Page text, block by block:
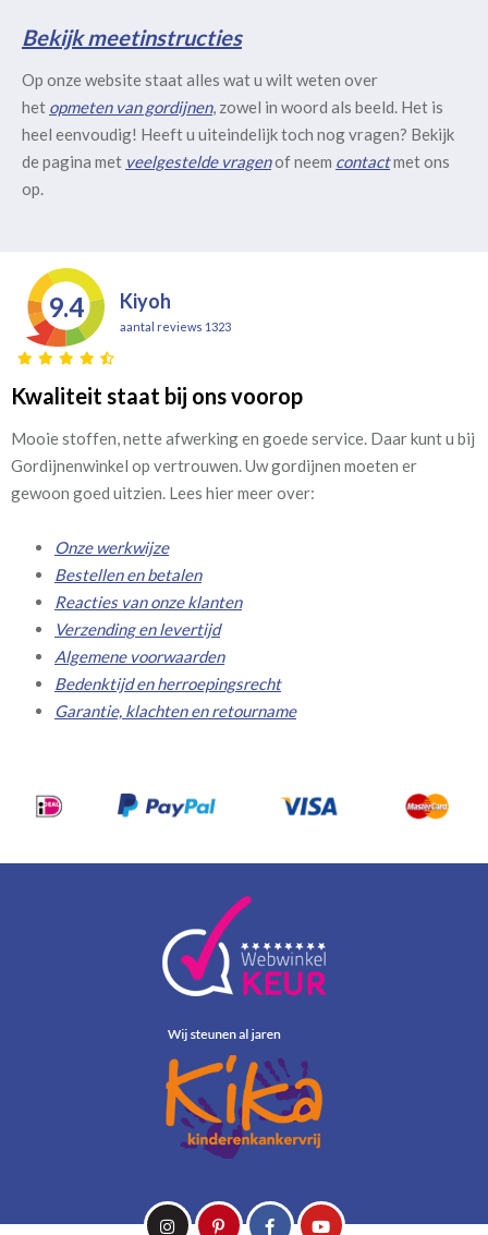
Bekijk meetinstructies
Op onze website staat alles wat u wilt weten over
het opmeten van gordijnen, zowel in woord als beeld. Het is
heel eenvoudig! Heeft u uiteindelijk toch nog vragen? Bekijk
de pagina met veelgestelde vragenof neem contactmet ons
op.
9.4 Kiyoh
aantal reviews 1323
Kwaliteit staat bij ons voorop
Mooie stoffen, nette afwerking en goede service. Daar kunt u bij
Gordijnenwinkel op vertrouwen. Uw gordijnen moeten er
gewoon goed uitzien. Lees hier meer over:
Onze werkwijze
Bestellen en betalen
Reacties van onze klanten
Verzending en levertijd
Algemene voorwaarden
Bedenktijd en herroepingsrecht
Garantie, klachten en retourname